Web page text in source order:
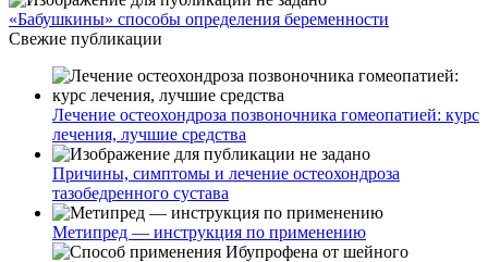
«Бабушкины» способы определения беременности
Свежие публикации
Лечение остеохондроза позвоночника гомеопатией: курс
лечения, лучшие средства
Причины, симптомы и лечение остеохондроза
тазобедренного сустава
Метипред — инструкция по применению